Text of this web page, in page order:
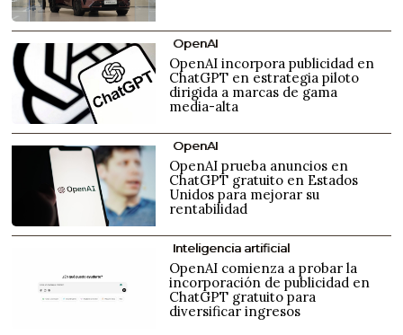
OpenAI
OpenAI incorpora publicidad en
ChatGPT en estrategia piloto
dirigida a marcas de gama
media-alta
OpenAI
OpenAI prueba anuncios en
ChatGPT gratuito en Estados
Unidos para mejorar su
rentabilidad
Inteligencia artificial
OpenAI comienza a probar la
incorporación de publicidad en
ChatGPT gratuito para
diversificar ingresos